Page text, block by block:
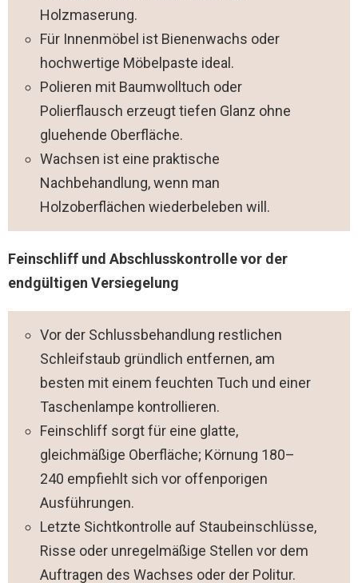
Holzmaserung.
Für Innenmöbel ist Bienenwachs oder
hochwertige Möbelpaste ideal.
Polieren mit Baumwolltuch oder
Polierflausch erzeugt tiefen Glanz ohne
gluehende Oberfläche.
Wachsen ist eine praktische
Nachbehandlung, wenn man
Holzoberflächen wiederbeleben will.
Feinschliff und Abschlusskontrolle vor der
endgültigen Versiegelung
Vor der Schlussbehandlung restlichen
Schleifstaub gründlich entfernen, am
besten mit einem feuchten Tuch und einer
Taschenlampe kontrollieren.
Feinschliff sorgt für eine glatte,
gleichmäßige Oberfläche; Körnung 180–
240 empfiehlt sich vor offenporigen
Ausführungen.
Letzte Sichtkontrolle auf Staubeinschlüsse,
Risse oder unregelmäßige Stellen vor dem
Auftragen des Wachses oder der Politur.